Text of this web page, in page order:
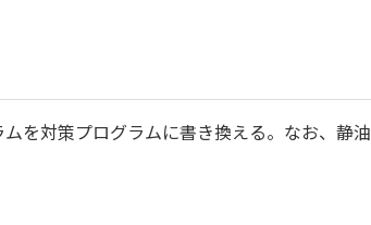
を対策プログラムに書き換える。なお、静油